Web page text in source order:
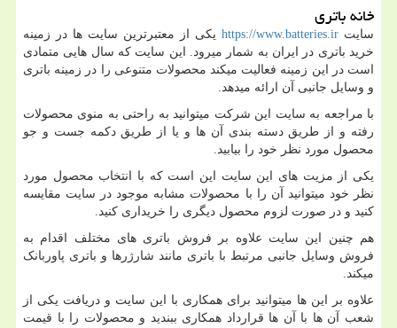
خانه باتری
سایت https://www.batteries.ir یکی از معتبرترین سایت ها در زمینه
خرید باتری در ایران به شمار میرود. این سایت که سال هایی متمادی
است در این زمینه فعالیت میکند محصولات متنوعی را در زمینه باتری
و وسایل جانبی آن ارائه میدهد.
با مراجعه به سایت این شرکت میتوانید به راحتی به منوی محصولات
رفته و از طریق دسته بندی آن ها و یا از طریق دکمه جست و جو
محصول مورد نظر خود را بیابید.
یکی از مزیت های این سایت این است که با انتخاب محصول مورد
نظر خود میتوانید آن را با محصولات مشابه موجود در سایت مقایسه
کنید و در صورت لزوم محصول دیگری را خریداری کنید.
هم چنین این سایت علاوه بر فروش باتری های مختلف اقدام به
فروش وسایل جانبی مرتبط با باتری مانند شارژرها و باتری پاوربانک
میکند.
علاوه بر این ها میتوانید برای همکاری با این سایت و دریافت یکی از
شعب آن ها با آن ها قرارداد همکاری ببندید و محصولات را با قیمت